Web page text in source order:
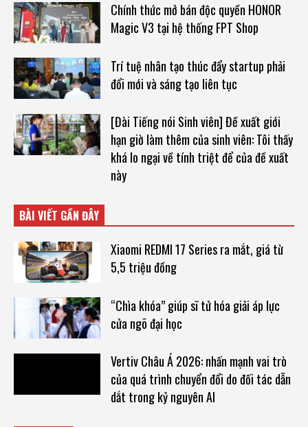
Chính thức mở bán độc quyền HONOR
Magic V3 tại hệ thống FPT Shop
Trí tuệ nhân tạo thúc đẩy startup phải
đổi mới và sáng tạo liên tục
[Đài Tiếng nói Sinh viên] Đề xuất giới
hạn giờ làm thêm của sinh viên: Tôi thấy
khá lo ngại về tính triệt để của đề xuất
này
BÀI VIẾT GẦN ĐÂY
Xiaomi REDMI 17 Series ra mắt, giá từ
5,5 triệu đồng
“Chìa khóa” giúp sĩ tử hóa giải áp lực
cửa ngõ đại học
Vertiv Châu Á 2026: nhấn mạnh vai trò
của quá trình chuyển đổi do đối tác dẫn
dắt trong kỷ nguyên AI